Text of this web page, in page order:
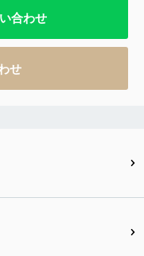
合わせ
せ